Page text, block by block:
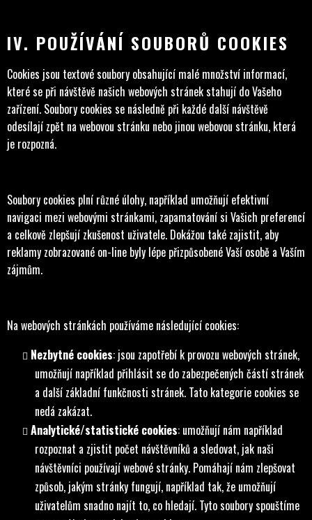
IV. POUŽÍVÁNÍ SOUBORŮ COOKIES
Cookies jsou textové soubory obsahující malé množství informací,
které se při návštěvě našich webových stránek stahují do Vašeho
zařízení. Soubory cookies se následně při každé další návštěvě
odesílají zpět na webovou stránku nebo jinou webovou stránku, která
je rozpozná.
Soubory cookies plní různé úlohy, například umožňují efektivní
navigaci mezi webovými stránkami, zapamatování si Vašich preferencí
a celkově zlepšují zkušenost uživatele. Dokážou také zajistit, aby
reklamy zobrazované on-line byly lépe přizpůsobené Vaší osobě a Vaším
zájmům.
Na webových stránkách používáme následující cookies:
Nezbytné cookies: jsou zapotřebí k provozu webových stránek,
umožňují například přihlásit se do zabezpečených částí stránek
a další základní funkčnosti stránek. Tato kategorie cookies se
nedá zakázat.
Analytické/statistické cookies: umožňují nám například
rozpoznat a zjistit počet návštěvníků a sledovat, jak naši
návštěvníci používají webové stránky. Pomáhají nám zlepšovat
způsob, jakým stránky fungují, například tak, že umožňují
uživatelům snadno najít to, co hledají. Tyto soubory spouštíme